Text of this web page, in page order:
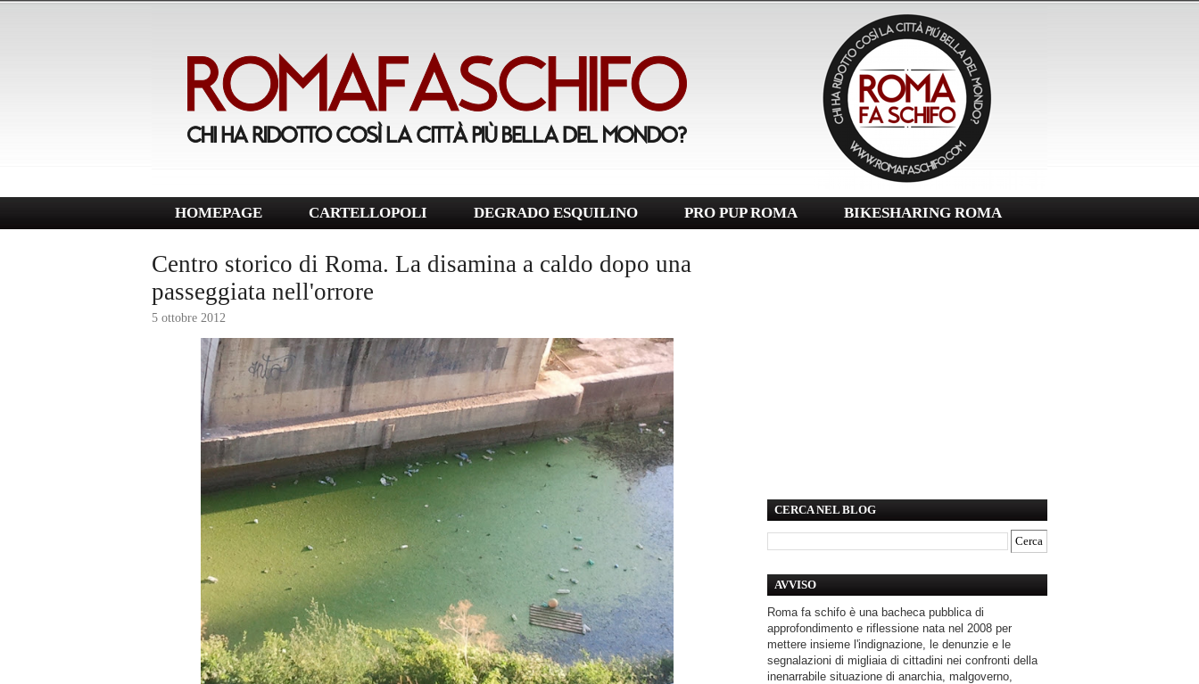
HOMEPAGE CARTELLOPOLI DEGRADO ESQUILINO PRO PUP ROMA BIKESHARING ROMA
Centro storico di Roma. La disamina a caldo dopo una
passeggiata nell'orrore
5 ottobre 2012
CERCA NEL BLOG
AVVISO
Roma fa schifo è una bacheca pubblica di
approfondimento e riflessione nata nel 2008 per
mettere insieme l'indignazione, le denunzie e le
segnalazioni di migliaia di cittadini nei confronti della
inenarrabile situazione di anarchia, malgoverno,